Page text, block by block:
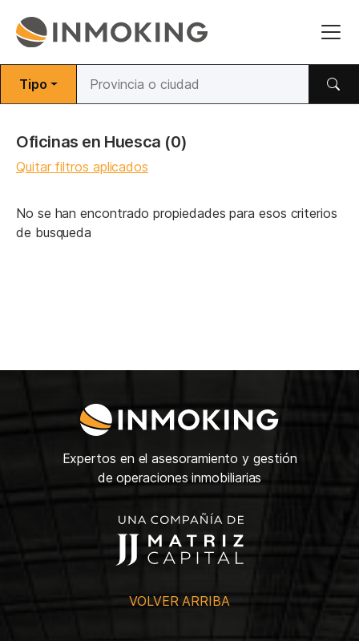
Tipo
Oficinas en Huesca (0)
Quitar filtros aplicados
No se han encontrado propiedades para esos criterios
de busqueda
Expertos en el asesoramiento y gestión
de operaciones inmobiliarias
VOLVER ARRIBA